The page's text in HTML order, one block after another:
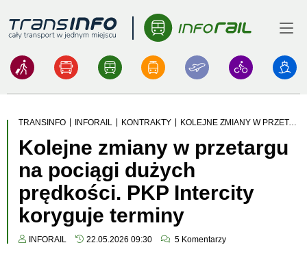
Logo Menu
TRANSINFO INFORAIL KONTRAKTY KOLEJNE ZMIANY W PRZETARGU NA POCIĄGI DUŻYCH PRĘDKOŚCI. PKP INTERCITY KORYGUJE TERMINY
Kolejne zmiany w przetargu
na pociągi dużych
prędkości. PKP Intercity
koryguje terminy
INFORAIL 22.05.2026 09:30 5 Komentarzy